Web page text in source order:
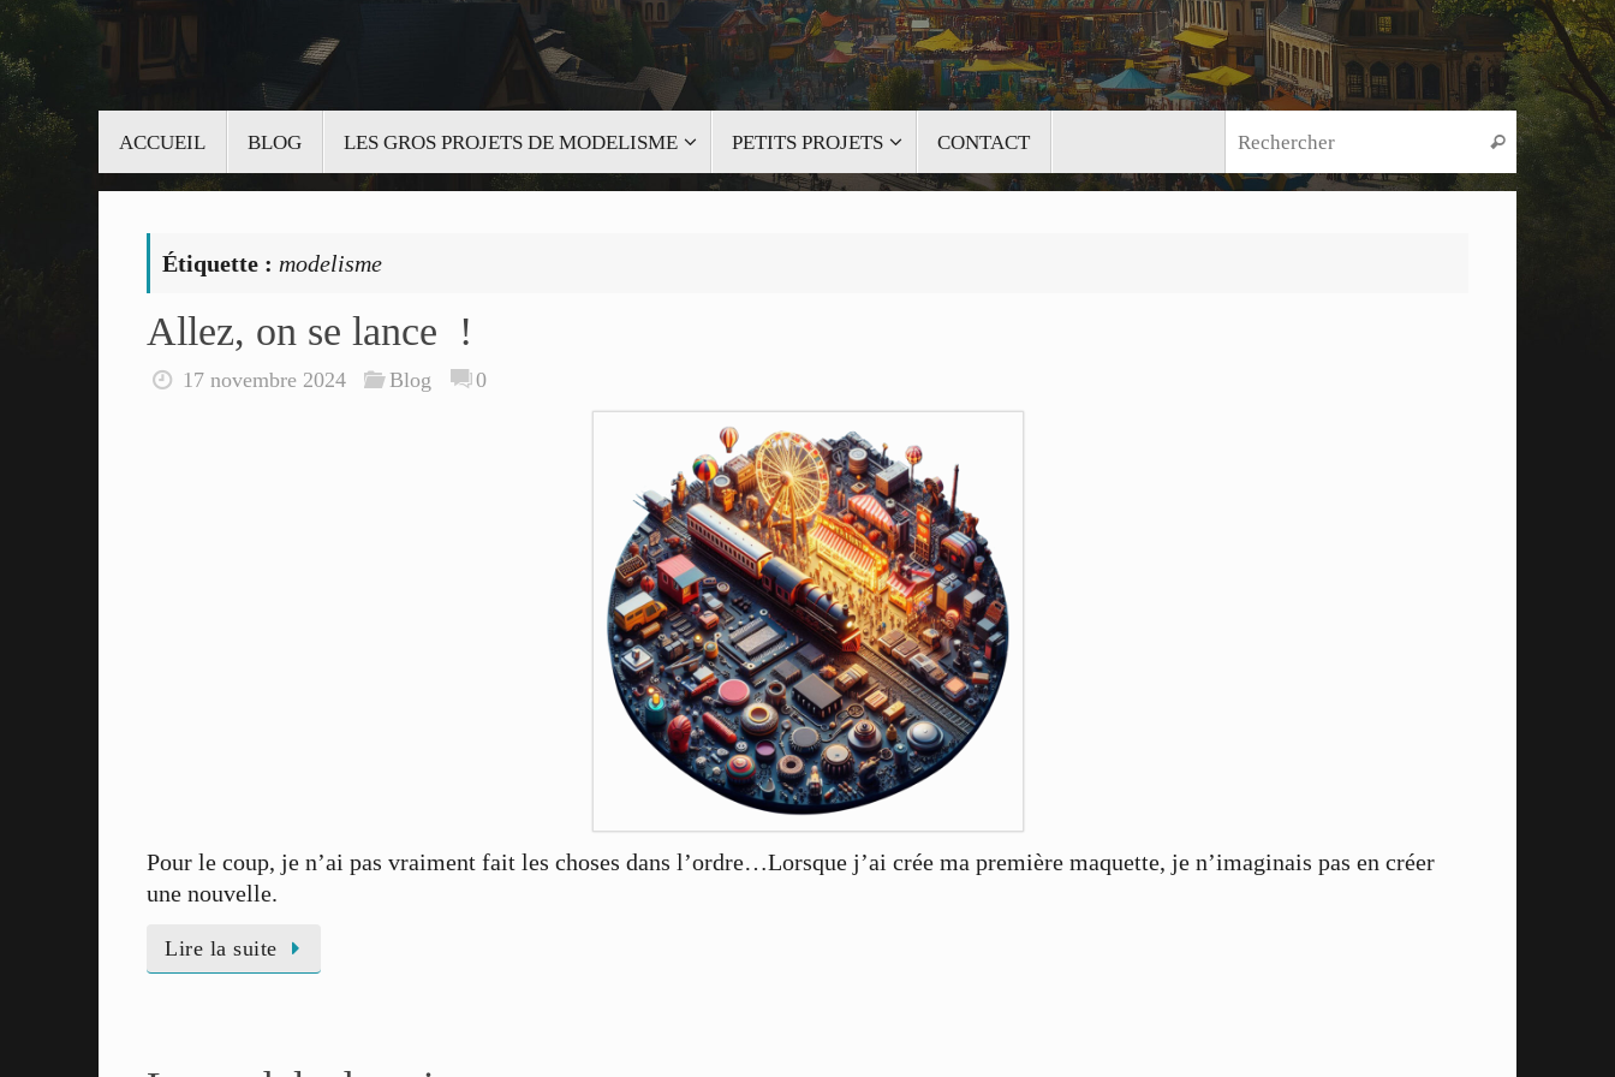
contenu
ACCUEIL BLOG LES GROS PROJETS DE MODELISME PETITS PROJETS CONTACT Rechercher
Étiquette : modelisme
Allez, on se lance !
17 novembre 2024 Blog 0
Pour le coup, je n’ai pas vraiment fait les choses dans l’ordre…Lorsque j’ai crée ma première maquette, je n’imaginais pas en créer
une nouvelle.
Lire la suite